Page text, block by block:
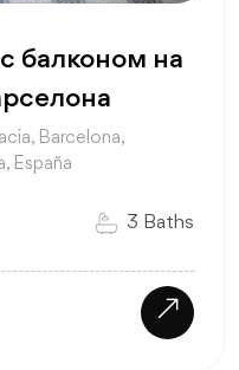
балконом на
Barcelona,
España
3 Baths